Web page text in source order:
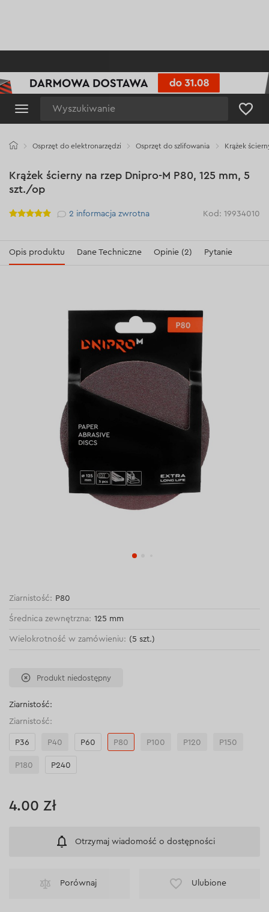
Osprzęt do elektronarzędzi Osprzęt do szlifowania Krążek
Krążek ścierny na rzep Dnipro-M Р80, 125 mm, 5
szt./op
Рейтинг 2 informacja zwrotna Kod: 19934010
Opis produktu Dane Techniczne Opinie (2) Pytanie
Ziarnistość: Р80
Średnica zewnętrzna: 125 mm
Wielokrotność w zamówieniu: (5 szt.)
Produkt niedostępny
Ziarnistość:
Ziarnistość:
Р36 Р40 Р60 Р80 Р100 Р120 Р150
Р180 Р240
4.00 Zł
Otrzymaj wiadomość o dostępności
Porównaj Ulubione